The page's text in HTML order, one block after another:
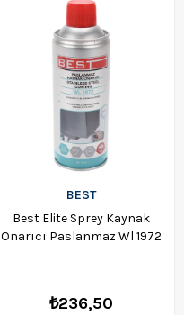
BEST
Best Elite Sprey Kaynak
Onarıcı Paslanmaz Wl 1972
₺236,50